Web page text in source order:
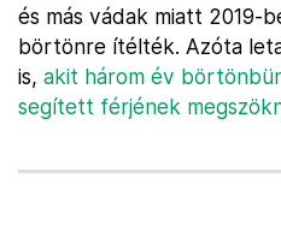
és más vádak miatt 2019-
börtönre ítélték. Azóta
is, akit három év
segített férjének